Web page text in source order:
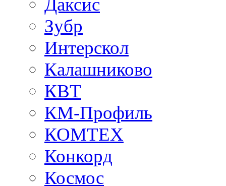
Даксис
Зубр
Интерскол
Калашниково
КВТ
КМ-Профиль
КОМТЕХ
Конкорд
Космос